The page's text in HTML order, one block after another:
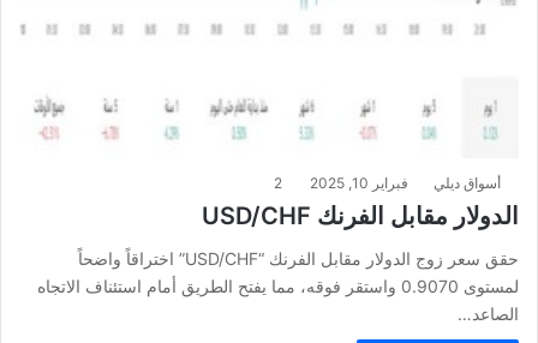
أسواق ديلي فبراير 10, 2025 2
الدولار مقابل الفرنك USD/CHF
حقق سعر زوج الدولار مقابل الفرنك “USD/CHF” اختراقاً واضحاً
لمستوى 0.9070 واستقر فوقه، مما يفتح الطريق أمام استئناف الاتجاه
الصاعد…